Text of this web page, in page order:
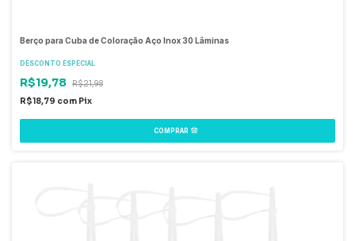
Berço para Cuba de Coloração Aço Inox 30 Lâminas
DESCONTO ESPECIAL
R$19,78 R$21,98
R$18,79 com Pix